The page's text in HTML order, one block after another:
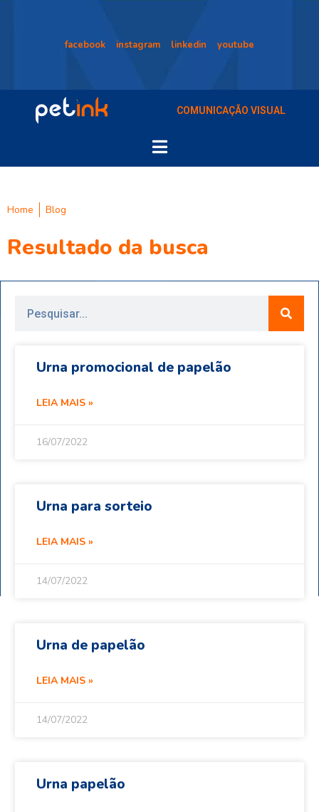
facebook instagram linkedin youtube
COMUNICAÇÃO VISUAL
Home Blog
Resultado da busca
Urna promocional de papelão
LEIA MAIS »
16/07/2022
Urna para sorteio
LEIA MAIS »
14/07/2022
Urna de papelão
LEIA MAIS »
14/07/2022
Urna papelão